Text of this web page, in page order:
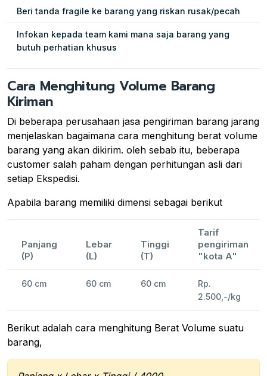
Beri tanda fragile ke barang yang riskan rusak/pecah
Infokan kepada team kami mana saja barang yang
butuh perhatian khusus
Cara Menghitung Volume Barang
Kiriman
Di beberapa perusahaan jasa pengiriman barang jarang
menjelaskan bagaimana cara menghitung berat volume
barang yang akan dikirim. oleh sebab itu, beberapa
customer salah paham dengan perhitungan asli dari
setiap Ekspedisi.
Apabila barang memiliki dimensi sebagai berikut
Panjang
(P)
Lebar
(L)
Tinggi
(T)
Tarif
pengiriman
"kota A"
60 cm 60 cm 60 cm
Rp.
2.500,-/kg
Berikut adalah cara menghitung Berat Volume suatu
barang,